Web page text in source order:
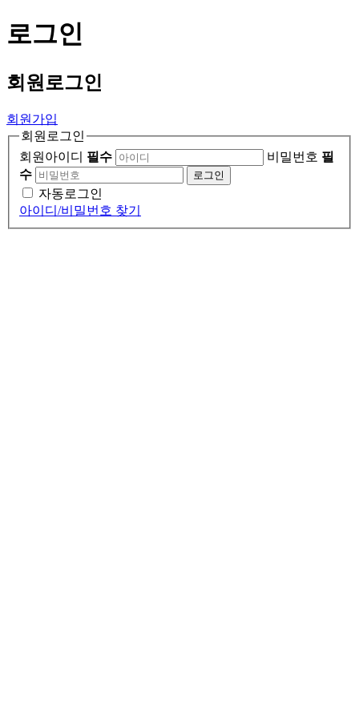
로그인
회원 로그인
회원가입
회원로그인
회원아이디 필수 비밀번호 필
수
로그인
자동로그인
아이디/비밀번호 찾기